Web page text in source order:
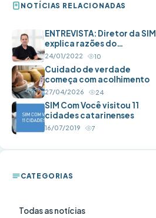
NOTÍCIAS RELACIONADAS
ENTREVISTA: Diretor da SIM
explica razões do
desequilíbrio financeiro
24/01/2022 10
Cuidado de verdade
começa com acolhimento
27/04/2026 24
SIM Com Você visitou 11
cidades catarinenses
16/07/2019 7
CATEGORIAS
Todas as notícias